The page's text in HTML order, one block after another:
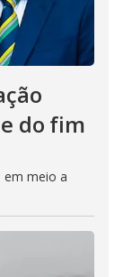
do fim
meio a